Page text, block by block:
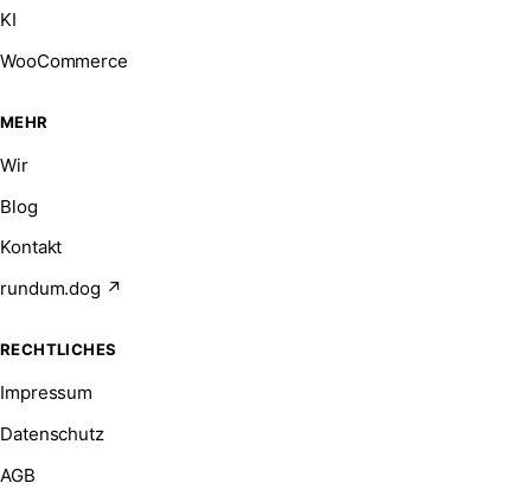
KI
WooCommerce
MEHR
Wir
Blog
Kontakt
rundum.dog ↗
RECHTLICHES
Impressum
Datenschutz
AGB